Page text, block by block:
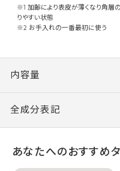
※1 加齢により表皮が薄くなり角層
りやすい状態
※2 お手入れの一番最初に使う
内容量
全成分表記
あなたへのおすすめ